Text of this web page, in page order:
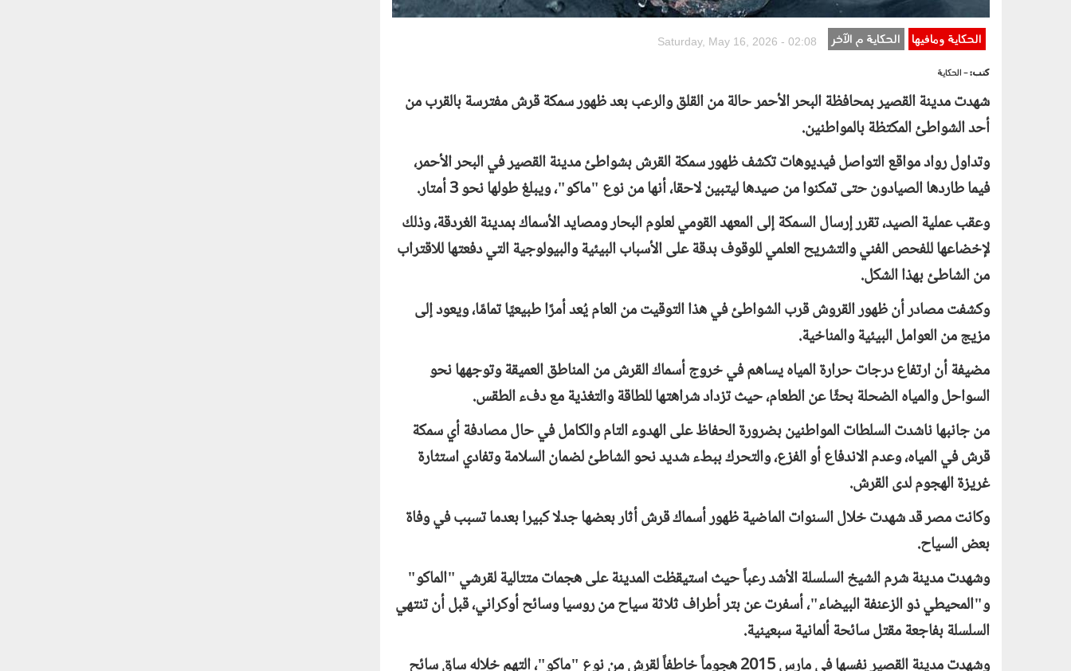
الحكاية ومافيها الحكاية م الآخر Saturday, May 16, 2026 - 02:08
كتب:- الحكاية
شهدت مدينة القصير بمحافظة البحر الأحمر حالة من القلق والرعب بعد ظهور سمكة قرش مفترسة بالقرب من
أحد الشواطئ المكتظة بالمواطنين.
وتداول رواد مواقع التواصل فيديوهات تكشف ظهور سمكة القرش بشواطئ مدينة القصير في البحر الأحمر،
فيما طاردها الصيادون حتى تمكنوا من صيدها ليتبين لاحقا، أنها من نوع "ماكو"، ويبلغ طولها نحو 3 أمتار.
وعقب عملية الصيد، تقرر إرسال السمكة إلى المعهد القومي لعلوم البحار ومصايد الأسماك بمدينة الغردقة، وذلك
لإخضاعها للفحص الفني والتشريح العلمي للوقوف بدقة على الأسباب البيئية والبيولوجية التي دفعتها للاقتراب
من الشاطئ بهذا الشكل.
وكشفت مصادر أن ظهور القروش قرب الشواطئ في هذا التوقيت من العام يُعد أمرًا طبيعيًا تمامًا، ويعود إلى
مزيج من العوامل البيئية والمناخية.
مضيفة أن ارتفاع درجات حرارة المياه يساهم في خروج أسماك القرش من المناطق العميقة وتوجهها نحو
السواحل والمياه الضحلة بحثًا عن الطعام، حيث تزداد شراهتها للطاقة والتغذية مع دفء الطقس.
من جانبها ناشدت السلطات المواطنين بضرورة الحفاظ على الهدوء التام والكامل في حال مصادفة أي سمكة
قرش في المياه، وعدم الاندفاع أو الفزع، والتحرك ببطء شديد نحو الشاطئ لضمان السلامة وتفادي استثارة
غريزة الهجوم لدى القرش.
وكانت مصر قد شهدت خلال السنوات الماضية ظهور أسماك قرش أثار بعضها جدلا كبيرا بعدما تسبب في وفاة
بعض السياح.
وشهدت مدينة شرم الشيخ السلسلة الأشد رعباً حيث استيقظت المدينة على هجمات متتالية لقرشي "الماكو"
و"المحيطي ذو الزعنفة البيضاء"، أسفرت عن بتر أطراف ثلاثة سياح من روسيا وسائح أوكراني، قبل أن تنتهي
السلسلة بفاجعة مقتل سائحة ألمانية سبعينية.